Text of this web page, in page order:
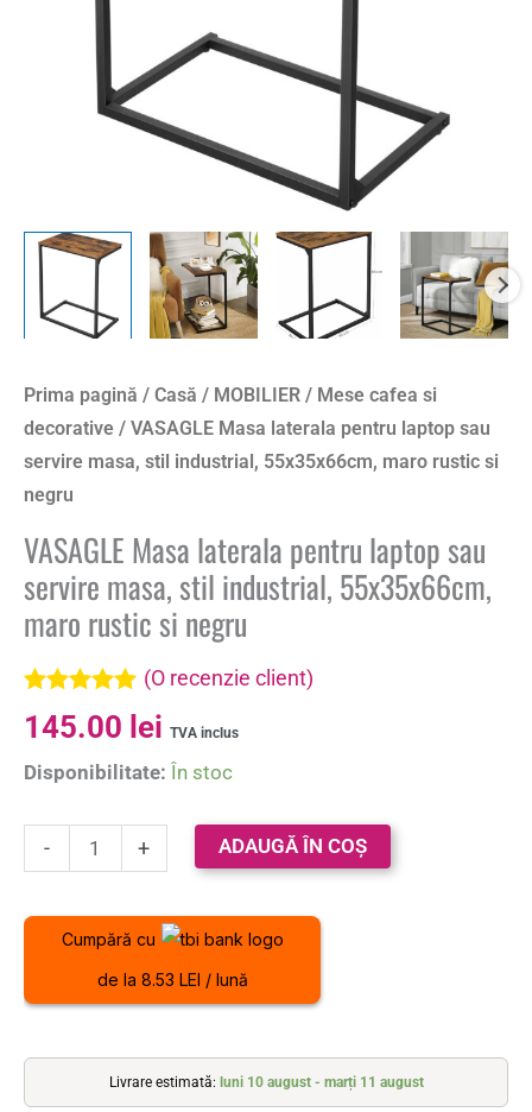
Prima pagină / Casă / MOBILIER / Mese cafea si
decorative / VASAGLE Masa laterala pentru laptop sau
servire masa, stil industrial, 55x35x66cm, maro rustic si
negru
VASAGLE Masa laterala pentru laptop sau
servire masa, stil industrial, 55x35x66cm,
maro rustic si negru
Evaluat la
5.00din 5 pe
singure
(O recenzie client)
145.00 lei TVA inclus
Disponibilitate: În stoc
-
industrial,
55x35x66cm,
negru
+ ADAUGĂ ÎN COȘ
Cumpără cu
de la 8.53 LEI / lună
Livrare estimată: luni 10 august - marți 11 august